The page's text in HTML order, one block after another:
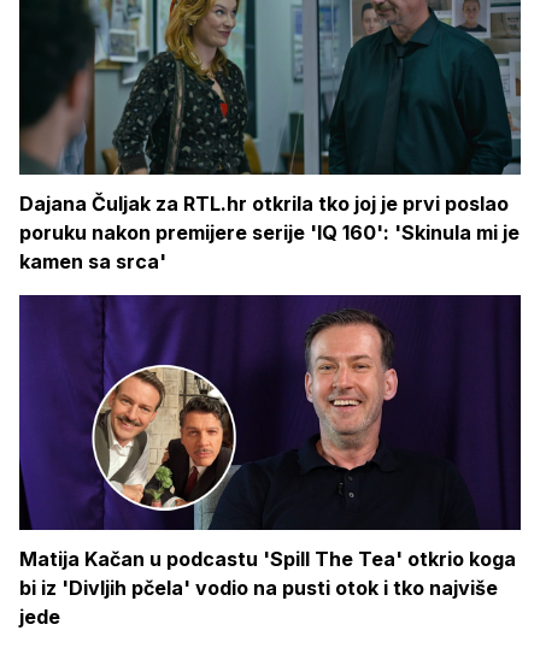
Dajana Čuljak za RTL.hr otkrila tko joj je prvi poslao
poruku nakon premijere serije 'IQ 160': 'Skinula mi je
kamen sa srca'
Matija Kačan u podcastu 'Spill The Tea' otkrio koga
bi iz 'Divljih pčela' vodio na pusti otok i tko najviše
jede